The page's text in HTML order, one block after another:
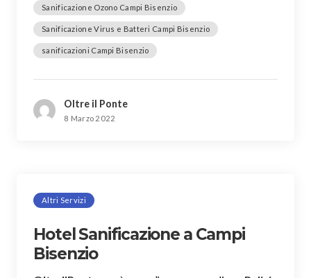
Sanificazione Ozono Campi Bisenzio
Sanificazione Virus e Batteri Campi Bisenzio
sanificazioni Campi Bisenzio
Oltre il Ponte
8 Marzo 2022
Altri Servizi
Hotel Sanificazione a Campi
Bisenzio